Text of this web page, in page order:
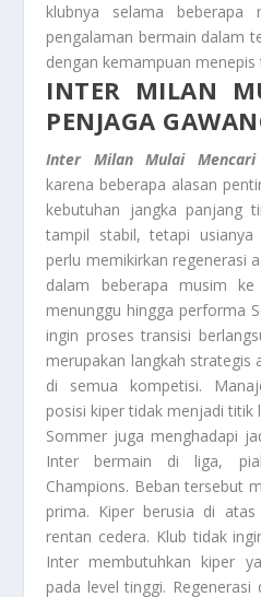
klubnya selama beberapa
pengalaman bermain dalam
dengan kemampuan
INTER MILAN
PENJAGA
Inter Milan Mulai Mencari
karena beberapa alasan
kebutuhan jangka panjang
tampil stabil, tetapi
perlu memikirkan regenerasi
dalam beberapa musim
menunggu hingga performa
ingin proses transisi
merupakan langkah
di semua kompetisi.
posisi kiper tidak menjadi titik
Sommer juga menghadapi
Inter bermain di liga,
Champions. Beban tersebut
prima. Kiper berusia di
rentan cedera. Klub tidak
Inter membutuhkan kiper
pada level tinggi. Regenerasi